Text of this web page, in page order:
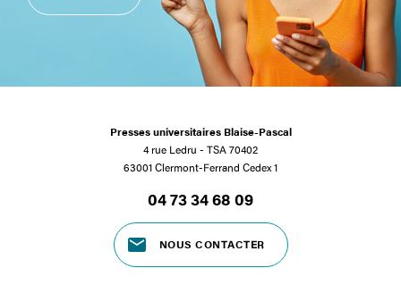
Presses universitaires Blaise-Pascal
4 rue Ledru - TSA 70402
63001 Clermont-Ferrand Cedex 1
04 73 34 68 09
NOUS CONTACTER